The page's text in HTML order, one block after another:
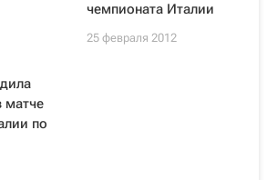
чемпионата Италии
25 февраля 2012
матче
по